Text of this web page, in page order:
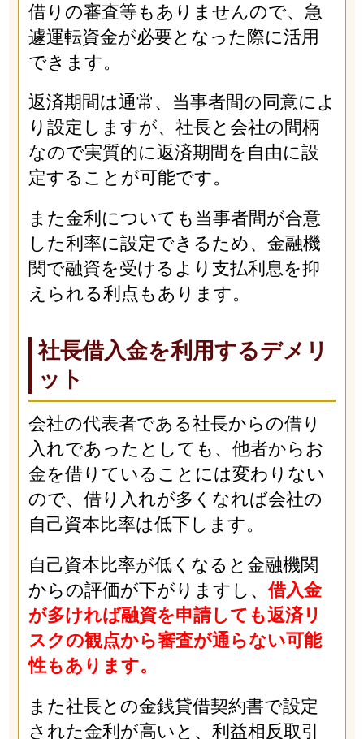
借りの審査等もありませんので、急
遽運転資金が必要となった際に活用
できます。
返済期間は通常、当事者間の同意によ
り設定しますが、社長と会社の間柄
なので実質的に返済期間を自由に設
定することが可能です。
また金利についても当事者間が合意
した利率に設定できるため、金融機
関で融資を受けるより支払利息を抑
えられる利点もあります。
社長借入金を利用するデメリ
ット
会社の代表者である社長からの借り
入れであったとしても、他者からお
金を借りていることには変わりない
ので、借り入れが多くなれば会社の
自己資本比率は低下します。
自己資本比率が低くなると金融機関
からの評価が下がりますし、借入金
が多ければ融資を申請しても返済リ
スクの観点から審査が通らない可能
性もあります。
また社長との金銭貸借契約書で設定
された金利が高いと、利益相反取引